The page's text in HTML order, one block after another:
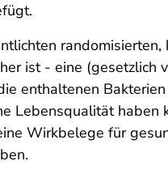
ist - eine
enthaltenen Bakterien
Lebensqualität haben
Wirkbelege für